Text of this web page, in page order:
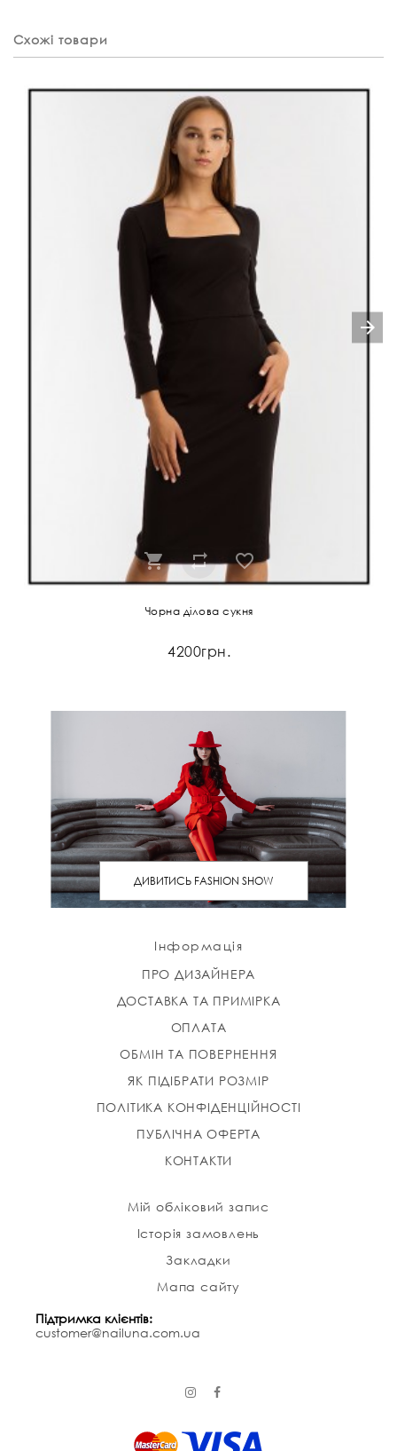
Схожі товари
Чорна ділова сукня
4200грн.
ДИВИТИСЬ FASHION SHOW
Інформація
ПРО ДИЗАЙНЕРА
ДОСТАВКА ТА ПРИМІРКА
ОПЛАТА
ОБМІН ТА ПОВЕРНЕННЯ
ЯК ПІДІБРАТИ РОЗМІР
ПОЛІТИКА КОНФІДЕНЦІЙНОСТІ
ПУБЛІЧНА ОФЕРТА
КОНТАКТИ
Мій обліковий запис
Історія замовлень
Закладки
Мапа сайту
Підтримка клієнтів:
customer@nailuna.com.ua